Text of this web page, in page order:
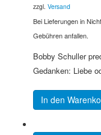
zzgl. Versand
Bei Lieferungen in
Gebühren anfallen.
Bobby Schuller
Gedanken: Liebe
In den